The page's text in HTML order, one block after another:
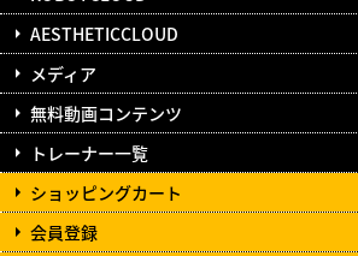
AESTHETICCLOUD
メディア
無料動画コンテンツ
トレーナー一覧
ショッピングカート
会員登録